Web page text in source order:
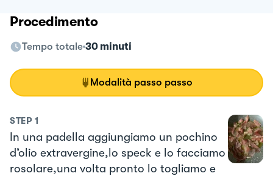
Procedimento
Tempo totale 30 minuti
Modalità passo passo
STEP 1
In una padella aggiungiamo un pochino
d’olio extravergine,lo speck e lo facciamo
rosolare,una volta pronto lo togliamo e